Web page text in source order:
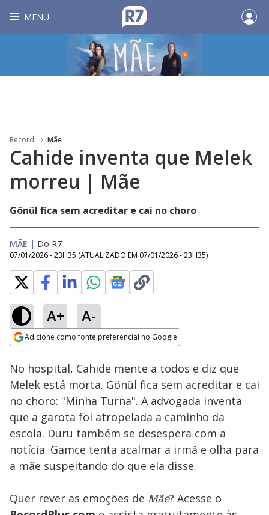
MENU
Record Mãe
Cahide inventa que Melek
morreu | Mãe
Gönül fica sem acreditar e cai no choro
MÃE | Do R7
07/01/2026 - 23H35 (ATUALIZADO EM 07/01/2026 - 23H35)
A+ A-
Adicione como fonte preferencial no Google
Ativar
100.00%
No hospital, Cahide mente a todos e diz que
Melek está morta. Gönül fica sem acreditar e cai
no choro: "Minha Turna". A advogada inventa
que a garota foi atropelada a caminho da
escola. Duru também se desespera com a
notícia. Gamce tenta acalmar a irmã e olha para
a mãe suspeitando do que ela disse.
Quer rever as emoções de Mãe? Acesse o